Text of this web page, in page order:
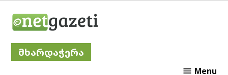
მხარდაჭერა
Menu